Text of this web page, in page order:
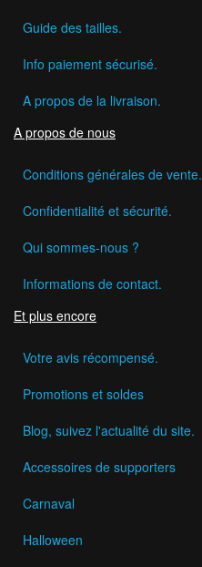
Guide des tailles.
Info paiement sécurisé.
A propos de la livraison.
A propos de nous
Conditions générales de vente.
Confidentialité et sécurité.
Qui sommes-nous ?
Informations de contact.
Et plus encore
Votre avis récompensé.
Promotions et soldes
Blog, suivez l'actualité du site.
Accessoires de supporters
Carnaval
Halloween